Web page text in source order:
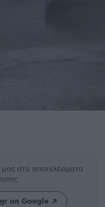
μας στα αποτελέσματα
on Google